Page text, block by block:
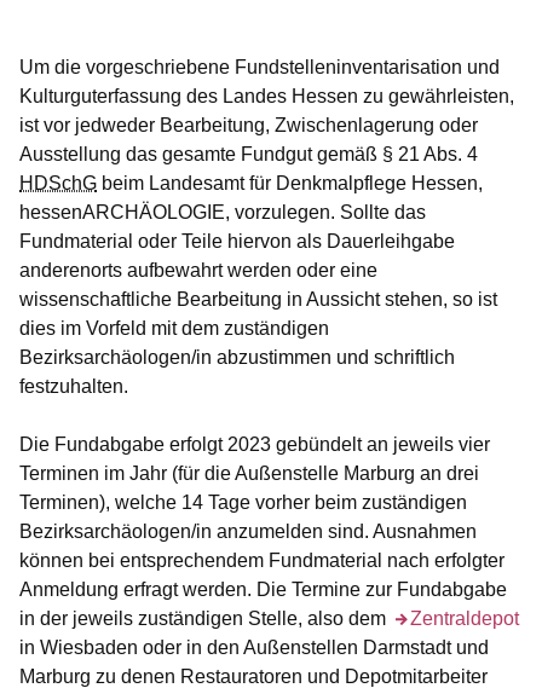
Um die vorgeschriebene Fundstelleninventarisation und
Kulturguterfassung des Landes Hessen zu gewährleisten,
ist vor jedweder Bearbeitung, Zwischenlagerung oder
Ausstellung das gesamte Fundgut gemäß § 21 Abs. 4
HDSchG beim Landesamt für Denkmalpflege Hessen,
hessenARCHÄOLOGIE, vorzulegen. Sollte das
Fundmaterial oder Teile hiervon als Dauerleihgabe
anderenorts aufbewahrt werden oder eine
wissenschaftliche Bearbeitung in Aussicht stehen, so ist
dies im Vorfeld mit dem zuständigen
Bezirksarchäologen/in abzustimmen und schriftlich
festzuhalten.
Die Fundabgabe erfolgt 2023 gebündelt an jeweils vier
Terminen im Jahr (für die Außenstelle Marburg an drei
Terminen), welche 14 Tage vorher beim zuständigen
Bezirksarchäologen/in anzumelden sind. Ausnahmen
können bei entsprechendem Fundmaterial nach erfolgter
Anmeldung erfragt werden. Die Termine zur Fundabgabe
in der jeweils zuständigen Stelle, also dem
Zentraldepot
Öffnet sich in
in Wiesbaden oder in den Außenstellen Darmstadt und
Marburg zu denen Restauratoren und Depotmitarbeiter